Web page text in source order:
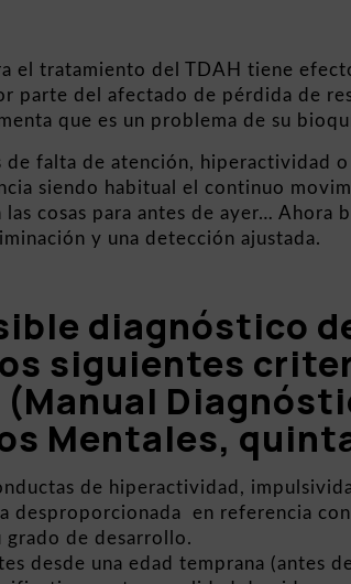
el tratamiento del TDAH tiene
parte del afectado de pérdida de
que es un problema de su
de falta de atención, hiperactividad
siendo habitual el continuo
cosas para antes de ayer… Ahora
y una detección ajustada.
diagnóstico
siguientes
(Manual
Mentales,
de hiperactividad,
desproporcionada en referencia
grado de desarrollo.
desde una edad temprana (antes